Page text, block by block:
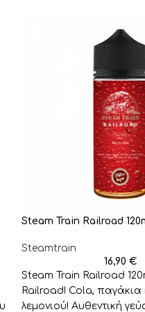
Steam Train Railroad
Steamtrain
16,90 €
Steam Train Railroad
Railroad! Cola, παγάκια
λεμονιού! Αυθεντική